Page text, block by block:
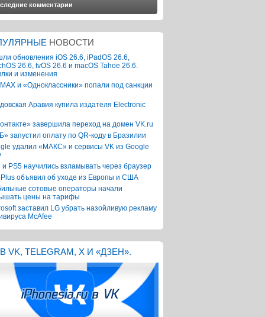
комментарии
НОВОСТИ
обновления iOS 26.6, iPadOS 26.6,
26.6, tvOS 26.6 и macOS Tahoe 26.6.
и изменения
и «Одноклассники» попали под санкции
Аравия купила издателя Electronic
завершила переход на домен VK.ru
запустил оплату по QR-коду в Бразилии
удалил «МАКС» и сервисы VK из Google
и PS5 научились взламывать через браузер
объявил об уходе из Европы и США
сотовые операторы начали
цены на тарифы
заставил LG убрать назойливую рекламу
McAfee
VK, TELEGRAM, X И «ДЗЕН».